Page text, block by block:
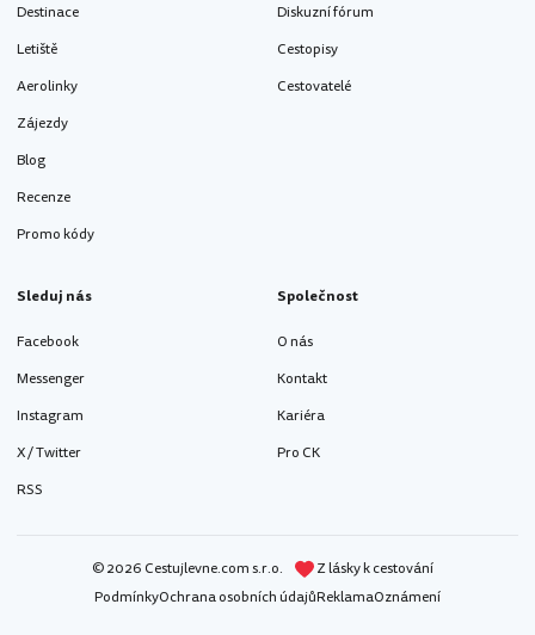
Destinace
Letiště
Aerolinky
Zájezdy
Blog
Recenze
Promo kódy
Diskuzní fórum
Cestopisy
Cestovatelé
Sleduj nás
Facebook
Messenger
Instagram
X / Twitter
RSS
Společnost
O nás
Kontakt
Kariéra
Pro CK
© 2026 Cestujlevne.com s.r.o.
Z lásky k cestování
PodmínkyOchrana osobních údajůReklamaOznámení